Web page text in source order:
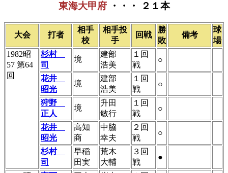
東海大甲府・・・ ２１本
大会 打者
相手
校
相手投
手
回戦
勝
敗
備考
球
場
1982昭
57 第64
回
杉村
司
境
建部
浩美
１回
戦
○
花井
昭光
境
建部
浩美
１回
戦
○
狩野
正人
境
升田
敏行
１回
戦
○
花井
昭光
高知
商
中脇
幸夫
２回
戦
○
杉村
司
早稲
田実
荒木
大輔
３回
戦
●